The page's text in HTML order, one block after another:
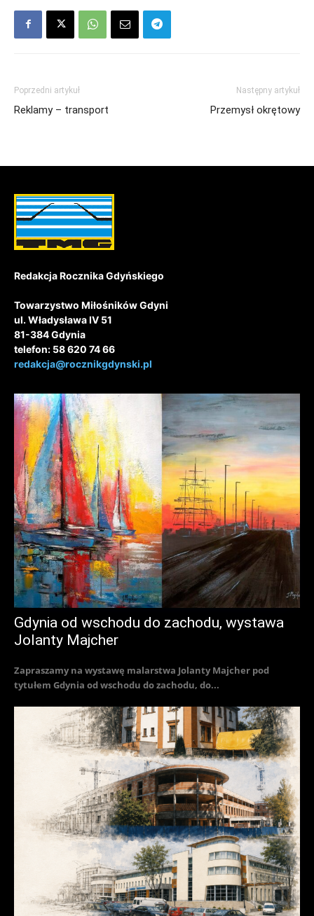
Poprzedni artykuł
Reklamy – transport
Następny artykuł
Przemysł okrętowy
Redakcja Rocznika Gdyńskiego
Towarzystwo Miłośników Gdyni
ul. Władysława IV 51
81-384 Gdynia
telefon: 58 620 74 66
redakcja@rocznikgdynski.pl
Gdynia od wschodu do zachodu, wystawa
Jolanty Majcher
Zapraszamy na wystawę malarstwa Jolanty Majcher pod
tytułem Gdynia od wschodu do zachodu, do...